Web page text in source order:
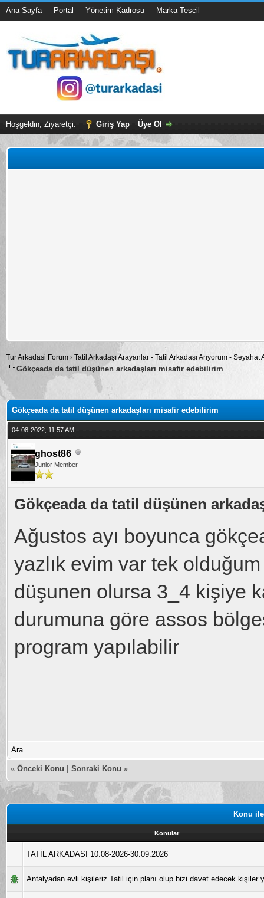
Ana Sayfa Portal Yönetim Kadrosu Marka Tescil
Hoşgeldin, Ziyaretçi: Giriş Yap Üye Ol
Tur Arkadasi Forum › Tatil Arkadaşı Arayanlar - Tatil Arkadaşı Arıyorum -
Gökçeada da tatil düşünen arkadaşları misafir edebilirim
0
Gökçeada da tatil düşünen arkadaşları misafir edebilirim
04-08-2022, 11:57 AM,
ghost86
Junior Member
Gökçeada da tatil düşünen
Ağustos ayı boyunca
yazlık evim var tek
düşunen olursa 3_4 kişiye
durumuna göre assos
program yapılabilir
Ara
« Önceki Konu Sonraki Konu »
Konu
Konular
TATİL ARKADASI 10.08-2026-30.09.2026
Antalyadan evli kişileriz.Tatil için planı olup bizi davet edecek kişiler